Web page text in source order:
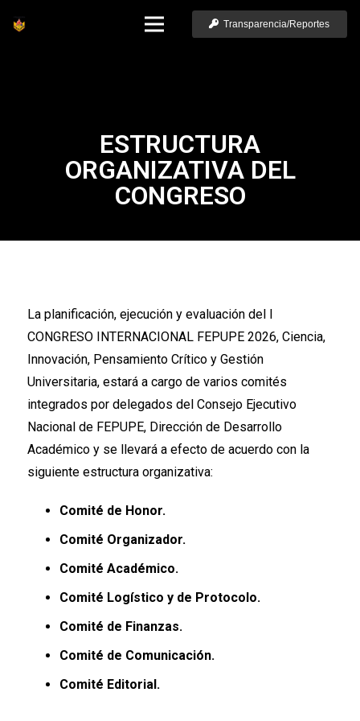
Transparencia/Reportes
ESTRUCTURA
ORGANIZATIVA DEL
CONGRESO
La planificación, ejecución y evaluación del I
CONGRESO INTERNACIONAL FEPUPE 2026, Ciencia,
Innovación, Pensamiento Crítico y Gestión
Universitaria, estará a cargo de varios comités
integrados por delegados del Consejo Ejecutivo
Nacional de FEPUPE, Dirección de Desarrollo
Académico y se llevará a efecto de acuerdo con la
siguiente estructura organizativa:
Comité de Honor.
Comité Organizador.
Comité Académico.
Comité Logístico y de Protocolo.
Comité de Finanzas.
Comité de Comunicación.
Comité Editorial.